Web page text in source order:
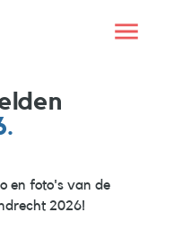
en foto's van de
2026!